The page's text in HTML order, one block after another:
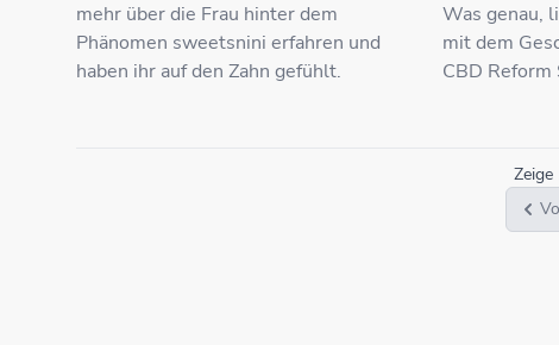
mehr über die Frau hinter dem
Phänomen sweetsnini erfahren und
haben ihr auf den Zahn gefühlt.
Was genau,
mit dem
CBD Reform
Zeige